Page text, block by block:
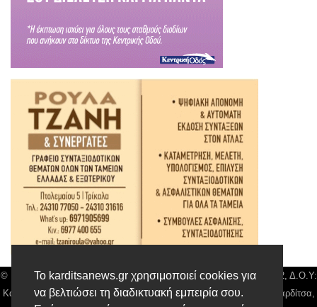
Το karditsanews.gr χρησιμοποιεί cookies για
να βελτιώσει τη διαδικτυακή εμπειρία σου.
© Karditsa News | Διακριτικός Τίτλος: Orion Media, ΑΦΜ: 043750542, Δ.Ο.Υ:
Καρδίτσας, Αρ. Γεμή: 018804431000, Δ/νση: Διάκου 10 τ.κ 43132 Καρδίτσα,